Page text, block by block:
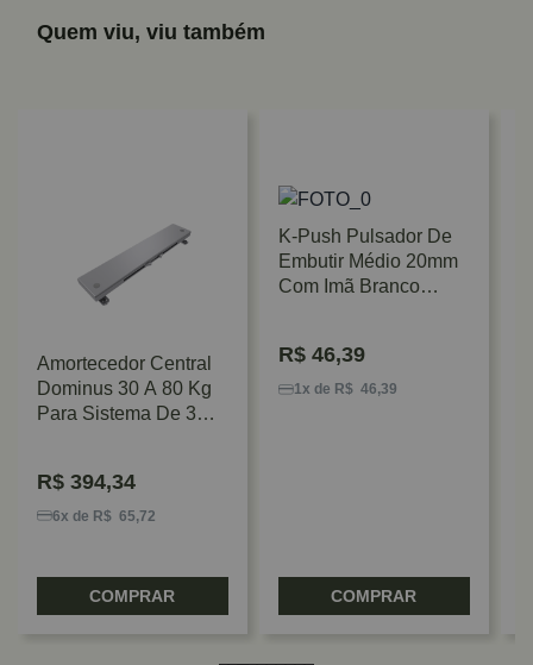
Quem viu, viu também
Amortecedor Central
Dominus 30 A 80 Kg
Para Sistema De 3
R$ 394,34
6x de R$ 65,72
COMPRAR
K-Push Pulsador De
Embutir Médio 20mm
Com Imã Branco
R$ 46,39
1x de R$ 46,39
COMPRAR